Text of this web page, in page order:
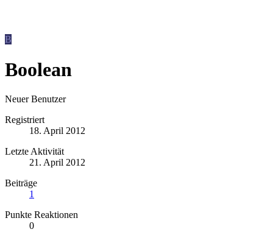
B
Boolean
Neuer Benutzer
Registriert
18. April 2012
Letzte Aktivität
21. April 2012
Beiträge
1
Punkte Reaktionen
0